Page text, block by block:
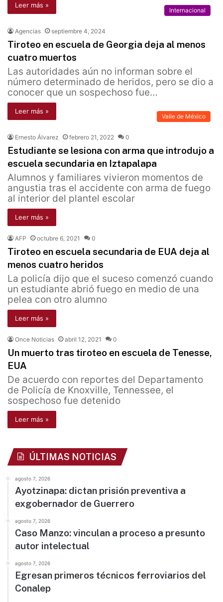
Leer más »
Internacional
Agencias septiembre 4, 2024
Tiroteo en escuela de Georgia deja al menos
cuatro muertos
Las autoridades aún no informan sobre el
número determinado de heridos, pero se dio a
conocer que un sospechoso fue…
Leer más »
Valle de México
Ernesto Álvarez febrero 21, 2022 0
Estudiante se lesiona con arma que introdujo a
escuela secundaria en Iztapalapa
Alumnos y familiares vivieron momentos de
angustia tras el accidente con arma de fuego
al interior del plantel escolar
Leer más »
AFP octubre 6, 2021 0
Tiroteo en escuela secundaria de EUA deja al
menos cuatro heridos
La policía dijo que el suceso comenzó cuando
un estudiante abrió fuego en medio de una
pelea con otro alumno
Leer más »
Once Noticias abril 12, 2021 0
Un muerto tras tiroteo en escuela de Tenesse,
EUA
De acuerdo con reportes del Departamento
de Policía de Knoxville, Tennessee, el
sospechoso fue detenido
Leer más »
ÚLTIMAS NOTICIAS
agosto 7, 2026
Ayotzinapa: dictan prisión preventiva a
exgobernador de Guerrero
agosto 7, 2026
Caso Manzo: vinculan a proceso a presunto
autor intelectual
agosto 7, 2026
Egresan primeros técnicos ferroviarios del
Conalep